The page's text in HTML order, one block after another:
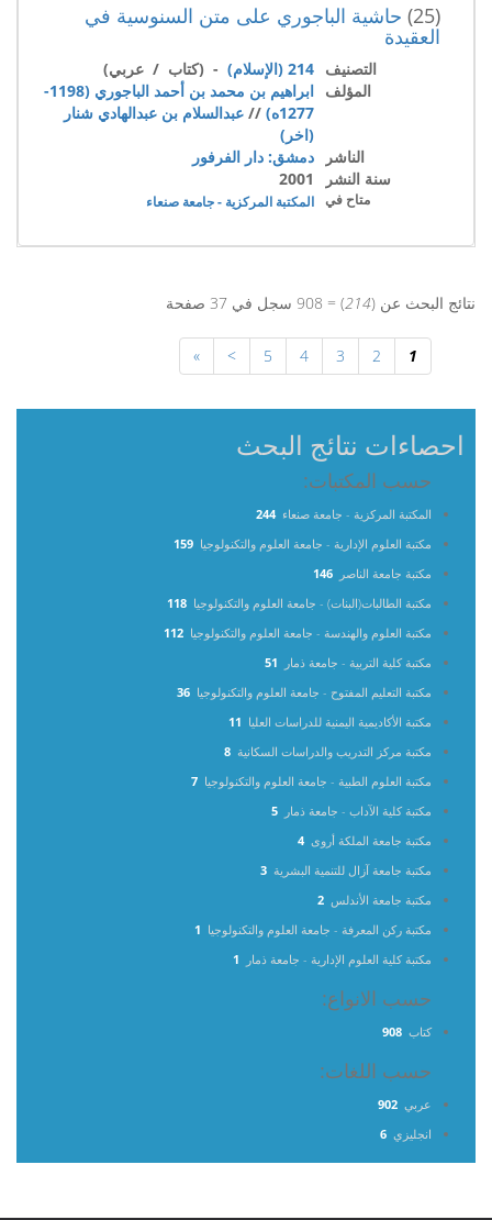
(25) حاشية الباجوري على متن السنوسية في
العقيدة
التصنيف 214 (الإسلام)
- (كتاب / عربي)
المؤلف
ابراهيم بن محمد بن أحمد الباجوري (1198-
1277ه)
// عبدالسلام بن عبدالهادي شنار
(اخر)
الناشر
دمشق: دار الفرفور
سنة النشر
2001
متاح في المكتبة المركزية - جامعة صنعاء
نتائج البحث عن (214) = 908 سجل في 37 صفحة
» > 5 4 3 2 1
احصاءات نتائج البحث
حسب المكتبات:
المكتبة المركزية - جامعة صنعاء 244
مكتبة العلوم الإدارية - جامعة العلوم والتكنولوجيا 159
مكتبة جامعة الناصر 146
مكتبة الطالبات(البنات) - جامعة العلوم والتكنولوجيا 118
مكتبة العلوم والهندسة - جامعة العلوم والتكنولوجيا 112
مكتبة كلية التربية - جامعة ذمار
51
مكتبة التعليم المفتوح - جامعة العلوم والتكنولوجيا 36
مكتبة الأكاديمية اليمنية للدراسات العليا 11
مكتبة مركز التدريب والدراسات السكانية 8
مكتبة العلوم الطبية - جامعة العلوم والتكنولوجيا 7
مكتبة كلية الآداب - جامعة ذمار 5
مكتبة جامعة الملكة أروى 4
مكتبة جامعة آزال للتنمية البشرية 3
مكتبة جامعة الأندلس 2
مكتبة ركن المعرفة - جامعة العلوم والتكنولوجيا 1
مكتبة كلية العلوم الإدارية - جامعة ذمار
1
حسب الانواع:
كتاب 908
حسب اللغات:
عربي 902
انجليزي 6